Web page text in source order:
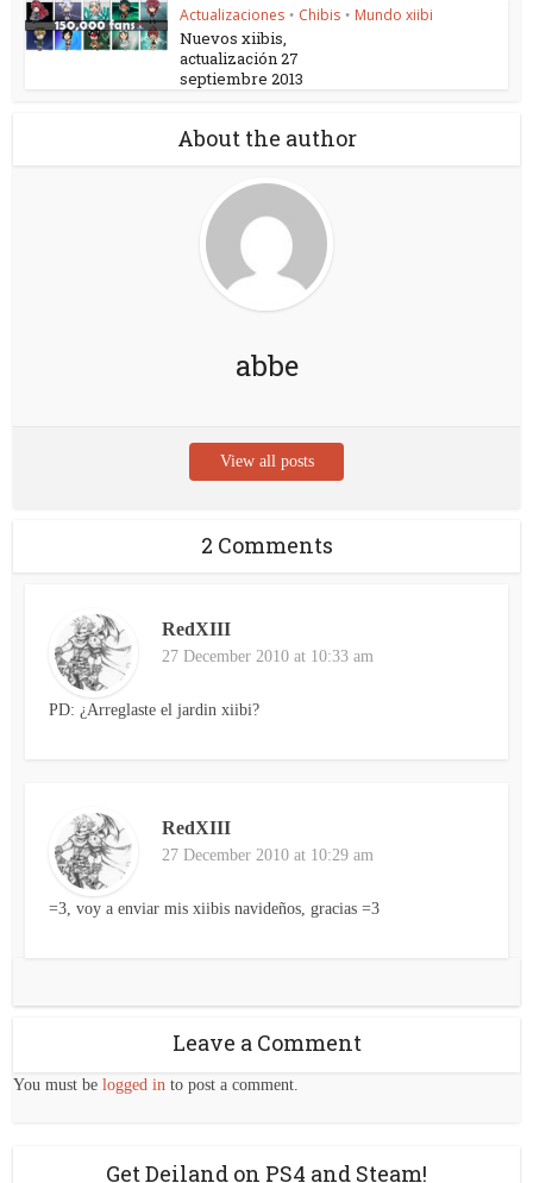
Actualizaciones • Chibis • Mundo xiibi
Nuevos xiibis,
actualización 27
septiembre 2013
About the author
abbe
View all posts
2 Comments
RedXIII
27 December 2010 at 10:33 am
PD: ¿Arreglaste el jardin xiibi?
RedXIII
27 December 2010 at 10:29 am
=3, voy a enviar mis xiibis navideños, gracias =3
Leave a Comment
You must belogged in to post a comment.
Get Deiland on PS4 and Steam!